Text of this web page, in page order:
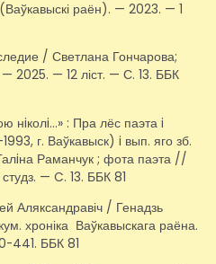
раён). — 2023. — 1
/ Светлана Гончарова;
2025. — 12 ліст. — С. 13. ББК
нiколi…» : Пра лёс паэта i
г. Ваўкавыск) i вып. яго зб.
Раманчук ; фота паэта //
— C. 13. ББК 81
Аляксандравіч / Генадзь
хроніка Ваўкавыскага раёна.
441. ББК 81